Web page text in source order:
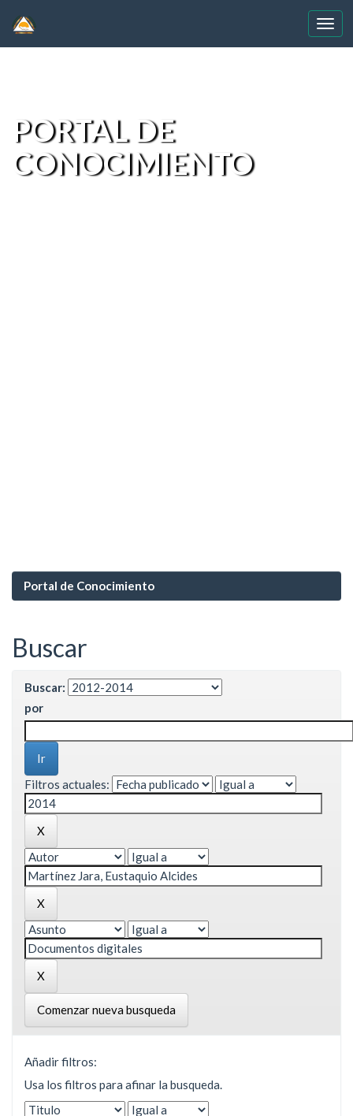
PORTAL DE
CONOCIMIENTO
Portal de Conocimiento
Buscar
Buscar:
por
Filtros actuales:
Comenzar nueva busqueda
Añadir filtros:
Usa los filtros para afinar la busqueda.